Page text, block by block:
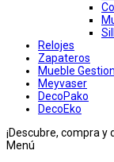
Relojes
Zapateros
Mueble Gestion
Meyvaser
DecoPako
DecoEko
¡Descubre, compra y
Menú